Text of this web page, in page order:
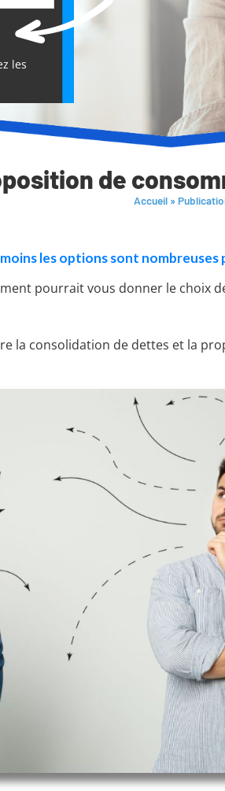
les
de
Accueil »
les options sont nombreuses
pourrait vous donner le choix
la consolidation de dettes et la